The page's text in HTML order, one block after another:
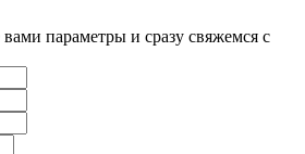
параметры и сразу свяжемся с